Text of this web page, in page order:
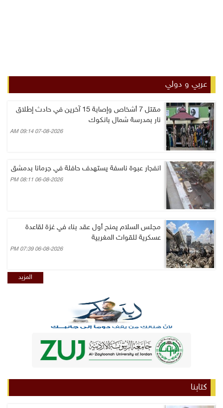
عربي و دولي
مقتل 7 أشخاص وإصابة 15 آخرين في حادث إطلاق
نار بمدرسة شمال بانكوك
07-08-2026 09:14 AM
انفجار عبوة ناسفة يستهدف حافلة في جرمانا بدمشق
06-08-2026 08:11 PM
مجلس السلام يمنح أول عقد بناء في غزة لقاعدة
عسكرية للقوات المغربية
06-08-2026 07:39 PM
المزيد
كتابنا